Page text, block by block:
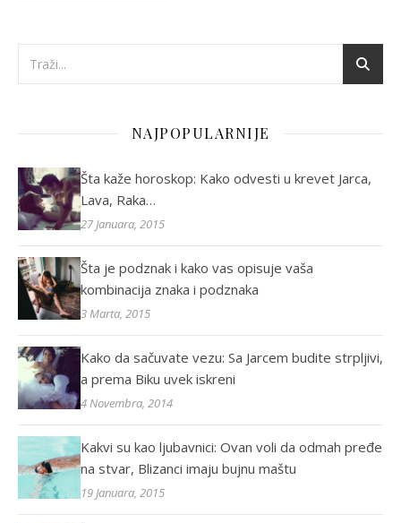
NAJPOPULARNIJE
Šta kaže horoskop: Kako odvesti u krevet Jarca,
Lava, Raka…
27 Januara, 2015
Šta je podznak i kako vas opisuje vaša
kombinacija znaka i podznaka
3 Marta, 2015
Kako da sačuvate vezu: Sa Jarcem budite strpljivi,
a prema Biku uvek iskreni
4 Novembra, 2014
Kakvi su kao ljubavnici: Ovan voli da odmah pređe
na stvar, Blizanci imaju bujnu maštu
19 Januara, 2015